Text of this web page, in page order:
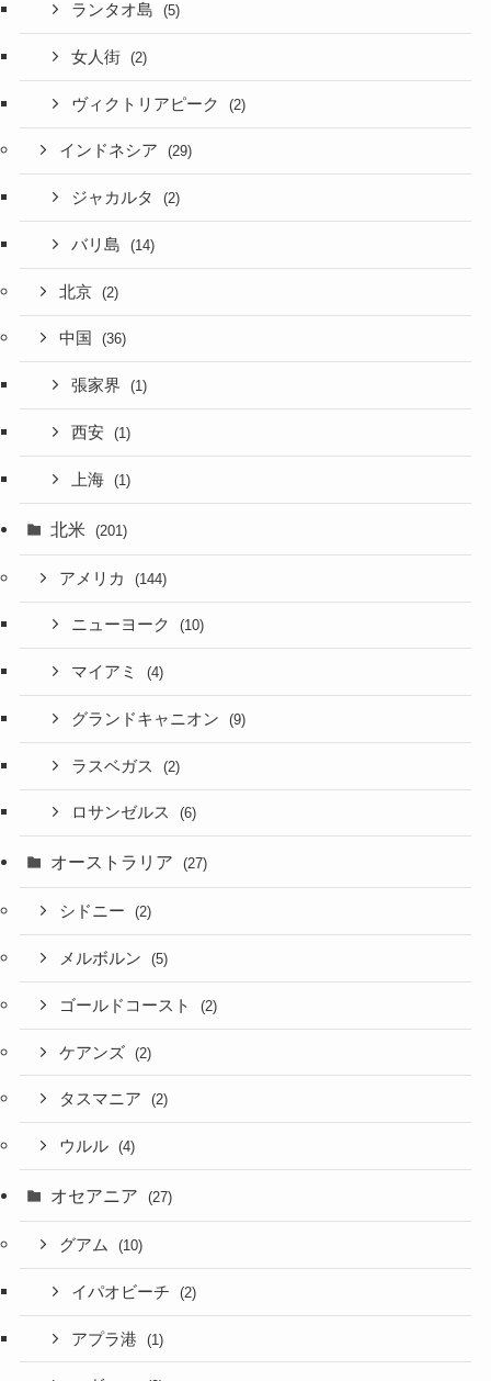
ランタオ島 (5)
女人街 (2)
ヴィクトリアピーク (2)
インドネシア (29)
ジャカルタ (2)
バリ島 (14)
北京 (2)
中国 (36)
張家界 (1)
西安 (1)
上海 (1)
北米 (201)
アメリカ (144)
ニューヨーク (10)
マイアミ (4)
グランドキャニオン (9)
ラスベガス (2)
ロサンゼルス (6)
オーストラリア (27)
シドニー (2)
メルボルン (5)
ゴールドコースト (2)
ケアンズ (2)
タスマニア (2)
ウルル (4)
オセアニア (27)
グアム (10)
イパオビーチ (2)
アプラ港 (1)